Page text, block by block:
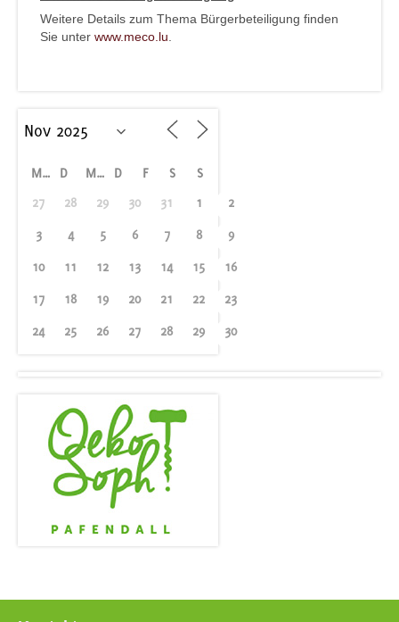
Weitere Details zum Thema Bürgerbeteiligung finden
Sie unter www.meco.lu.
M D M D F S
S
27
28 29 30 31 1 2
3 4 5 6 7 8 9
10 11 12 13 14 15 16
17 18 19 20 21 22 23
24 25 26 27 28 29 30